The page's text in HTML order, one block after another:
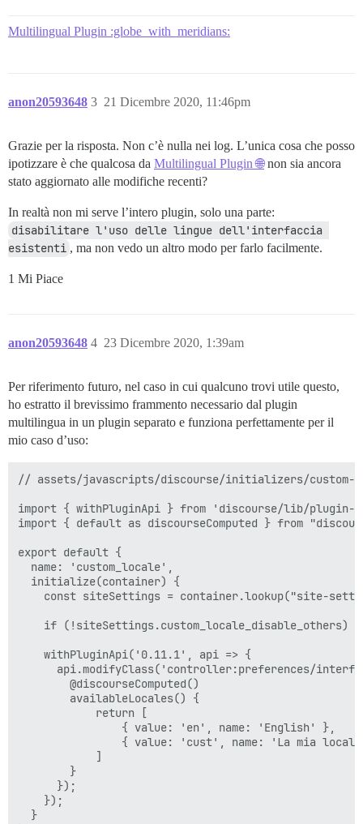
Multilingual Plugin :globe_with_meridians:
anon20593648 21 Dicembre 2020, 11:46pm
3
Grazie per la risposta. Non c’è nulla nei log. L’unica cosa che posso
ipotizzare è che qualcosa da Multilingual Plugin 🌐non sia ancora
stato aggiornato alle modifiche recenti?
In realtà non mi serve l’intero plugin, solo una parte:
disabilitare l'uso delle lingue dell'interfaccia
esistenti , ma non vedo un altro modo per farlo facilmente.
1 Mi Piace
anon20593648 23 Dicembre 2020, 1:39am
4
Per riferimento futuro, nel caso in cui qualcuno trovi utile questo,
ho estratto il brevissimo frammento necessario dal plugin
multilingua in un plugin separato e funziona perfettamente per il
mio caso d’uso:
// assets/javascripts/discourse/initializers/
import { withPluginApi } from 'discourse/lib/plugin-
import { default as discourseComputed } from
export default {
  name: 'custom_locale',
  initialize(container) {
const siteSettings = container.lookup("site-
if (!siteSettings.custom_locale_disable_others)
    withPluginApi('0.11.1', api => {
api.modifyClass('controller:preferences/
        @discourseComputed()
        availableLocales() {
            return [
                { value: 'en', name: 'English' },
{ value: 'cust', name: 'La mia
            ]
        }
      });
    });
  }